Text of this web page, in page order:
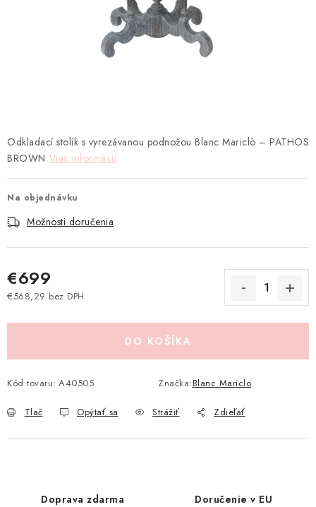
DARČEKOVÉ POUKÁŽKY
ZNAČKY
Podmienky ochrany osobných údajov
Návod na údržbu nábytku
Reklamačný poriadok
Pravidlá zliav a akcií
Katalógy Moja objednávka
Odkladací stolík s vyrezávanou podnožou Blanc Mariclò – PATHOS
BROWN Viac informácií
Na objednávku
Možnosti doručenia
€699
€568,29 bez DPH
DO KOŠÍKA
Kód tovaru: A40505 Značka:Blanc Mariclo
Tlač Opýtať sa Strážiť Zdieľať
Doprava zdarma Doručenie v EU